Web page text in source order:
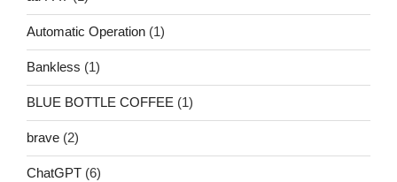
Automatic Operation (1)
Bankless (1)
BLUE BOTTLE COFFEE (1)
brave (2)
ChatGPT (6)